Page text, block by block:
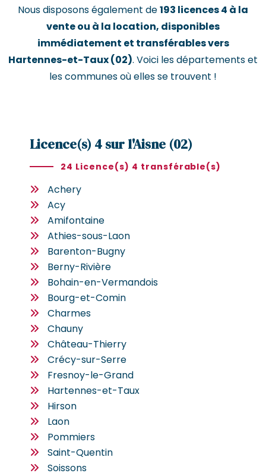
Nous disposons également de193 licences 4 à la
vente ou à la location, disponibles
immédiatement et transférables vers
Hartennes-et-Taux (02). Voici les départements et
les communes où elles se trouvent !
Licence(s) 4 sur l'Aisne (02)
24 Licence(s) 4 transférable(s)
Achery
Acy
Amifontaine
Athies-sous-Laon
Barenton-Bugny
Berny-Rivière
Bohain-en-Vermandois
Bourg-et-Comin
Charmes
Chauny
Château-Thierry
Crécy-sur-Serre
Fresnoy-le-Grand
Hartennes-et-Taux
Hirson
Laon
Pommiers
Saint-Quentin
Soissons